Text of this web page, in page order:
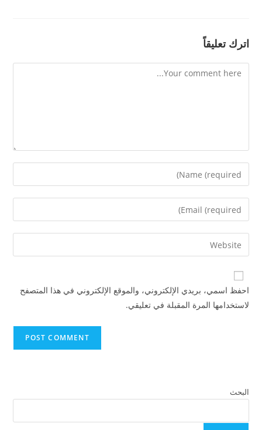
اترك تعليقاً
احفظ اسمي، بريدي الإلكتروني، والموقع الإلكتروني في هذا المتصفح
لاستخدامها المرة المقبلة في تعليقي.
البحث